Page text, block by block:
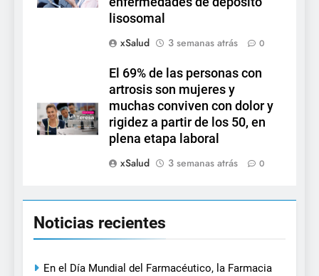
lisosomal
xSalud
3 semanas atrás 0
El 69% de las personas con
artrosis son mujeres y
muchas conviven con dolor y
rigidez a partir de los 50, en
plena etapa laboral
xSalud
3 semanas atrás 0
Noticias recientes
En el Día Mundial del Farmacéutico, la Farmacia